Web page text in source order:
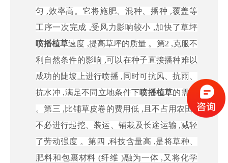
匀 ,效率高。它将施肥、混种、播种 ,覆盖等
工序一次完成 ,受风力影响较小 ,加快了草坪
喷播植草速度 ,提高草坪的质量 。第2 ,克服不
利自然条件的影响 ,可以在种子直接播种难以
成功的陡坡上进行喷播 ,同时可抗风、抗雨、
抗水冲 ,满足不同立地条件下喷播植草的需要
。第三 ,比铺草皮卷的费用低 ,且不占用农田 ,
不必进行起挖、装运、铺栽及长途运输 ,减轻
了劳动强度 。第四 ,科技含量高 ,是将草种、
肥料和包裹材料 (纤维 )融为一体 ,又将化学